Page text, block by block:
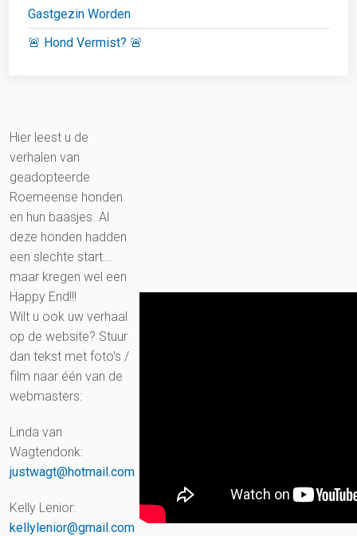
Gastgezin Worden
🚨 Hond Vermist? 🚨
Hier leest u de
verhalen van
geadopteerde
Roemeense honden
en hun baasjes. Al
deze honden hadden
een slechte start...
maar kregen wel een
Happy End!!!
Wilt u ook uw verhaal
op de website? Stuur
dan tekst met foto's /
film naar één van de
webmasters:
Linda van
Wagtendonk:
justwagt@hotmail.com
Kelly Lenior:
kellylenior@gmail.com